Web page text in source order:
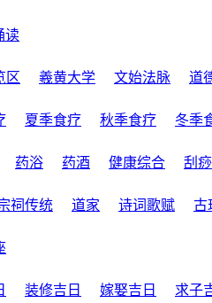
读
区 羲黄大学 文始法脉
道
夏季食疗 秋季食疗 冬季
药浴 药酒 健康综合
刮痧
祠传统 道家 诗词歌赋 古
装修吉日 嫁娶吉日
求子